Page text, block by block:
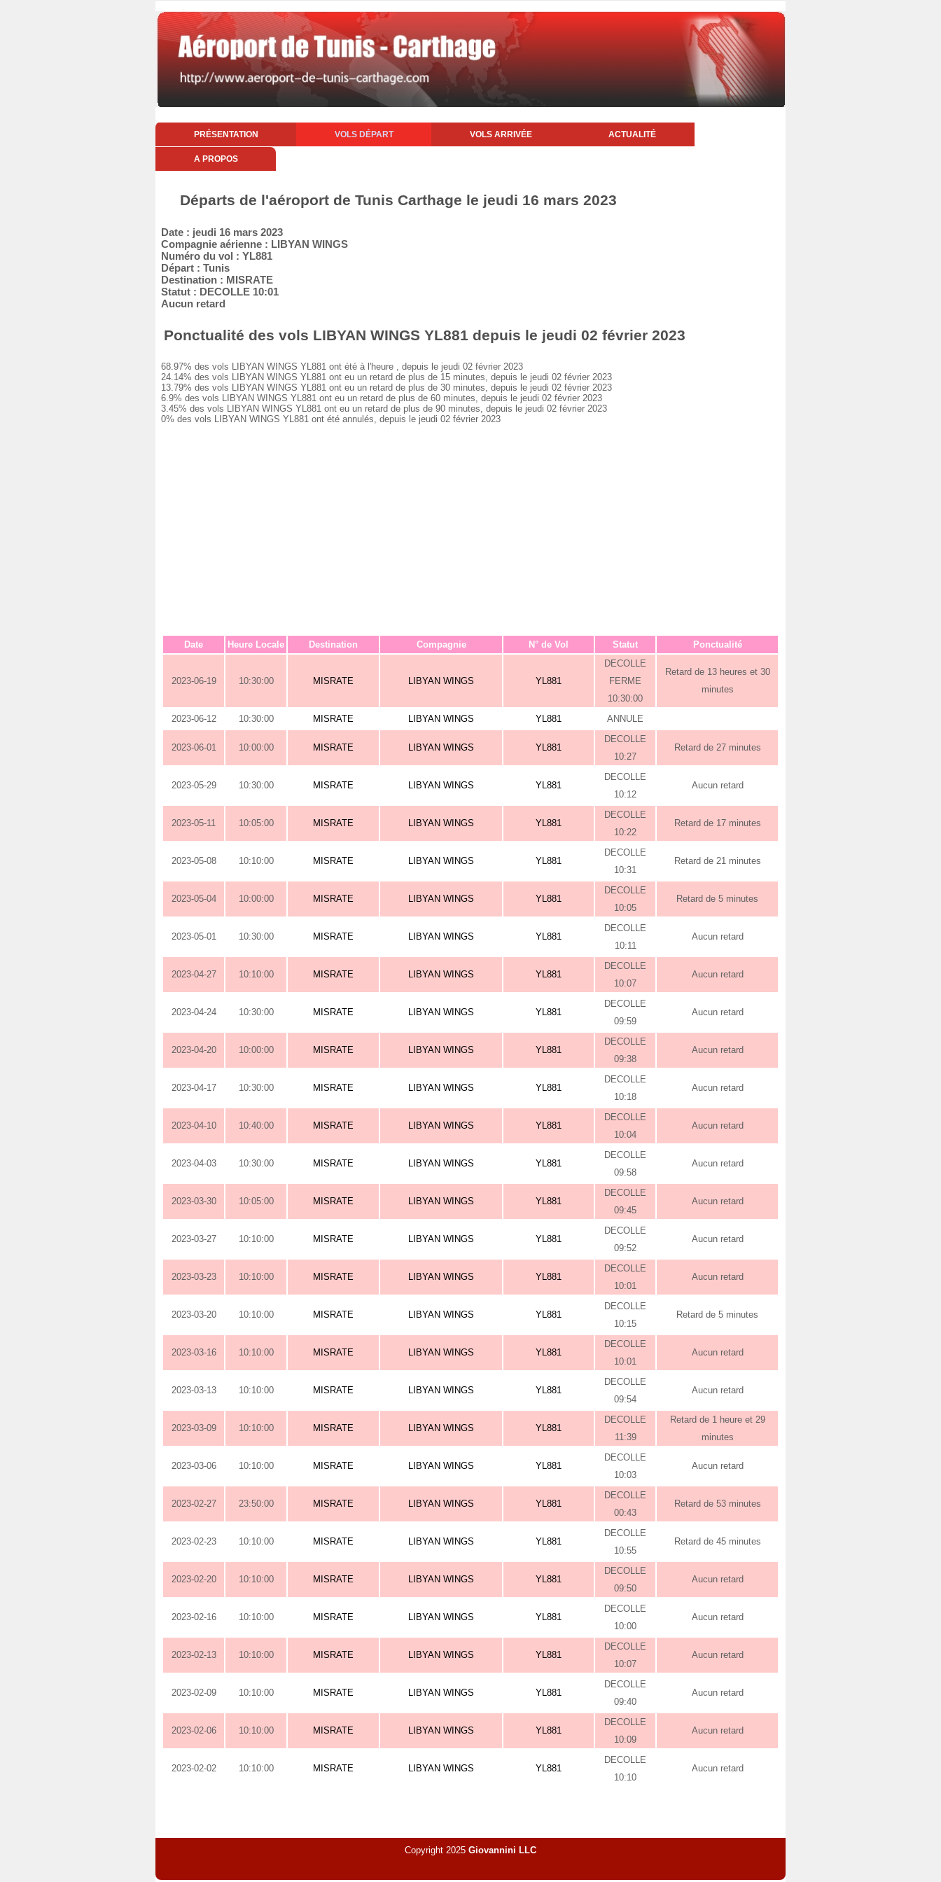
PRÉSENTATION VOLS DÉPART VOLS ARRIVÉE ACTUALITÉ
A PROPOS
Départs de l'aéroport de Tunis Carthage le jeudi 16 mars 2023
Date : jeudi 16 mars 2023
Compagnie aérienne : LIBYAN WINGS
Numéro du vol : YL881
Départ : Tunis
Destination : MISRATE
Statut : DECOLLE 10:01
Aucun retard
Ponctualité des vols LIBYAN WINGS YL881 depuis le jeudi 02 février 2023
68.97% des vols LIBYAN WINGS YL881 ont été à l'heure , depuis le jeudi 02 février 2023
24.14% des vols LIBYAN WINGS YL881 ont eu un retard de plus de 15 minutes, depuis le jeudi 02 février 2023
13.79% des vols LIBYAN WINGS YL881 ont eu un retard de plus de 30 minutes, depuis le jeudi 02 février 2023
6.9% des vols LIBYAN WINGS YL881 ont eu un retard de plus de 60 minutes, depuis le jeudi 02 février 2023
3.45% des vols LIBYAN WINGS YL881 ont eu un retard de plus de 90 minutes, depuis le jeudi 02 février 2023
0% des vols LIBYAN WINGS YL881 ont été annulés, depuis le jeudi 02 février 2023
Date Heure Locale Destination Compagnie N° de Vol Statut Ponctualité
2023-06-19 10:30:00 MISRATE LIBYAN WINGS YL881
DECOLLE
FERME
10:30:00
Retard de 13 heures et 30
minutes
2023-06-12 10:30:00 MISRATE LIBYAN WINGS YL881 ANNULE
2023-06-01 10:00:00 MISRATE LIBYAN WINGS YL881
DECOLLE
10:27
Retard de 27 minutes
2023-05-29 10:30:00 MISRATE LIBYAN WINGS YL881
DECOLLE
10:12
Aucun retard
2023-05-11 10:05:00 MISRATE LIBYAN WINGS YL881
DECOLLE
10:22
Retard de 17 minutes
2023-05-08 10:10:00 MISRATE LIBYAN WINGS YL881
DECOLLE
10:31
Retard de 21 minutes
2023-05-04 10:00:00 MISRATE LIBYAN WINGS YL881
DECOLLE
10:05
Retard de 5 minutes
2023-05-01 10:30:00 MISRATE LIBYAN WINGS YL881
DECOLLE
10:11
Aucun retard
2023-04-27 10:10:00 MISRATE LIBYAN WINGS YL881
DECOLLE
10:07
Aucun retard
2023-04-24 10:30:00 MISRATE LIBYAN WINGS YL881
DECOLLE
09:59
Aucun retard
2023-04-20 10:00:00 MISRATE LIBYAN WINGS YL881
DECOLLE
09:38
Aucun retard
2023-04-17 10:30:00 MISRATE LIBYAN WINGS YL881
DECOLLE
10:18
Aucun retard
2023-04-10 10:40:00 MISRATE LIBYAN WINGS YL881
DECOLLE
10:04
Aucun retard
2023-04-03 10:30:00 MISRATE LIBYAN WINGS YL881
DECOLLE
09:58
Aucun retard
2023-03-30 10:05:00 MISRATE LIBYAN WINGS YL881
DECOLLE
09:45
Aucun retard
2023-03-27 10:10:00 MISRATE LIBYAN WINGS YL881
DECOLLE
09:52
Aucun retard
2023-03-23 10:10:00 MISRATE LIBYAN WINGS YL881
DECOLLE
10:01
Aucun retard
2023-03-20 10:10:00 MISRATE LIBYAN WINGS YL881
DECOLLE
10:15
Retard de 5 minutes
2023-03-16 10:10:00 MISRATE LIBYAN WINGS YL881
DECOLLE
10:01
Aucun retard
2023-03-13 10:10:00 MISRATE LIBYAN WINGS YL881
DECOLLE
09:54
Aucun retard
2023-03-09 10:10:00 MISRATE LIBYAN WINGS YL881
DECOLLE
11:39
Retard de 1 heure et 29
minutes
2023-03-06 10:10:00 MISRATE LIBYAN WINGS YL881
DECOLLE
10:03
Aucun retard
2023-02-27 23:50:00 MISRATE LIBYAN WINGS YL881
DECOLLE
00:43
Retard de 53 minutes
2023-02-23 10:10:00 MISRATE LIBYAN WINGS YL881
DECOLLE
10:55
Retard de 45 minutes
2023-02-20 10:10:00 MISRATE LIBYAN WINGS YL881
DECOLLE
09:50
Aucun retard
2023-02-16 10:10:00 MISRATE LIBYAN WINGS YL881
DECOLLE
10:00
Aucun retard
2023-02-13 10:10:00 MISRATE LIBYAN WINGS YL881
DECOLLE
10:07
Aucun retard
2023-02-09 10:10:00 MISRATE LIBYAN WINGS YL881
DECOLLE
09:40
Aucun retard
2023-02-06 10:10:00 MISRATE LIBYAN WINGS YL881
DECOLLE
10:09
Aucun retard
2023-02-02 10:10:00 MISRATE LIBYAN WINGS YL881
DECOLLE
10:10
Aucun retard
Copyright 2025 Giovannini LLC